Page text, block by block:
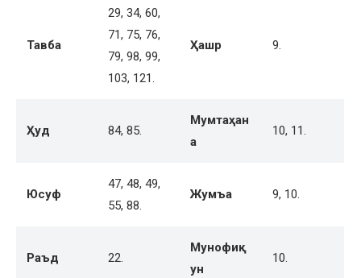
Тавба
29, 34, 60,
71, 75, 76,
79, 98, 99,
103, 121.
Ҳашр 9.
Ҳуд 84, 85.
Мумтаҳан
а
10, 11.
Юсуф
47, 48, 49,
55, 88.
Жумъа 9, 10.
Раъд 22.
Мунофиқ
ун
10.